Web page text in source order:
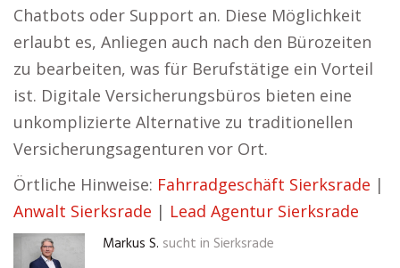
Chatbots oder Support an. Diese Möglichkeit
erlaubt es, Anliegen auch nach den Bürozeiten
zu bearbeiten, was für Berufstätige ein Vorteil
ist. Digitale Versicherungsbüros bieten eine
unkomplizierte Alternative zu traditionellen
Versicherungsagenturen vor Ort.
Örtliche Hinweise: Fahrradgeschäft Sierksrade |
Anwalt Sierksrade | Lead Agentur Sierksrade
Markus S. sucht in Sierksrade